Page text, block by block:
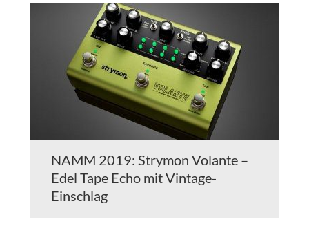
NAMM 2019: Strymon Volante –
Edel Tape Echo mit Vintage-
Einschlag